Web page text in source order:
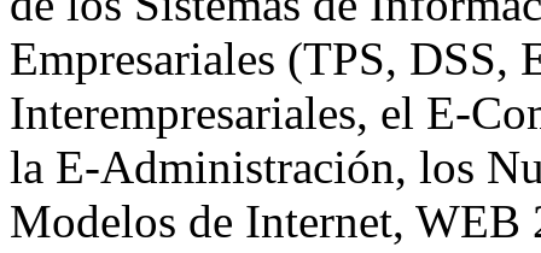
Empresariales (TPS, DSS,
Interempresariales, el E-
la E-Administración, los
Modelos de Internet, WEB